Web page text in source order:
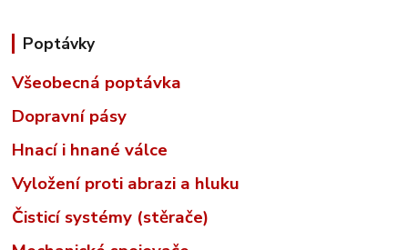
Poptávky
Všeobecná poptávka
Dopravní pásy
Hnací i hnané válce
Vyložení proti abrazi a hluku
Čisticí systémy (stěrače)